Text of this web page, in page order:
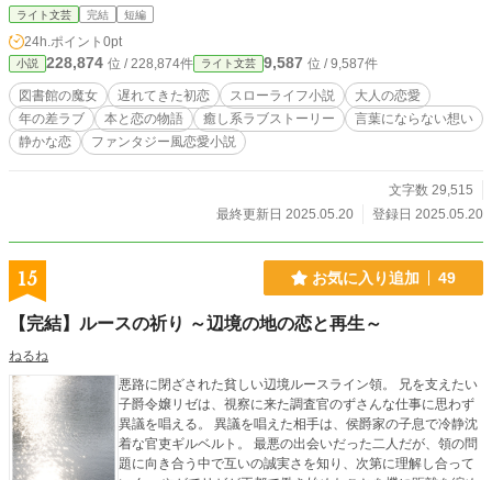
きた、けれど確かな初恋の物語。 癒しと静けさに包まれたス
ライト文芸 完結 短編
24h.ポイント 0pt
小説 228,874 位 / 228,874件 ライト文芸 9,587 位 / 9,587件
図書館の魔女 遅れてきた初恋 スローライフ小説
大人の恋愛
年の差ラブ
本と恋の物語 癒し系ラブストーリー
言葉にならない想い
静かな恋
ファンタジー風恋愛小説
文字数 29,515
最終更新日 2025.05.20
登録日 2025.05.20
15 お気に入り追加 49
【完結】ルースの祈り ～辺境の地の恋と再生～
ねるね
悪路に閉ざされた貧しい辺境ルースライン領。 兄を支えたい
子爵令嬢リゼは、視察に来た調査官のずさんな仕事に思わず
異議を唱える。 異議を唱えた相手は、侯爵家の子息で冷静沈
着な官吏ギルベルト。 最悪の出会いだった二人だが、領の問
題に向き合う中で互いの誠実さを知り、次第に理解し合って